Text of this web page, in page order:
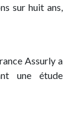
sur huit ans,
Assurly a
une étude